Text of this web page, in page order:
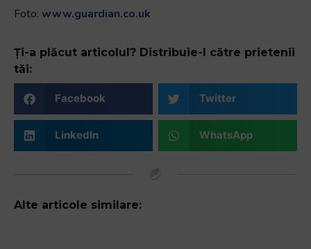
Foto: www.guardian.co.uk
Ți-a plăcut articolul? Distribuie-l către prietenii
tăi:
Facebook Twitter
LinkedIn WhatsApp
Alte articole similare: